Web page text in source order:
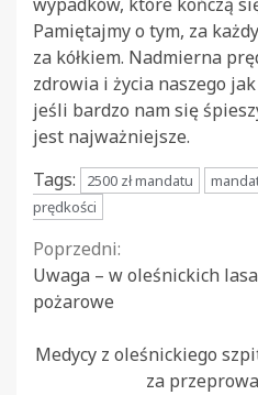
Pamiętajmy o tym, za
za kółkiem. Nadmierna
zdrowia i życia naszego
jeśli bardzo nam się
jest najważniejsze.
Tags:
2500 zł mandatu
prędkości
Continue
Reading
Poprzedni:
Uwaga – w oleśnickich
pożarowe
Medycy z oleśnickiego
za